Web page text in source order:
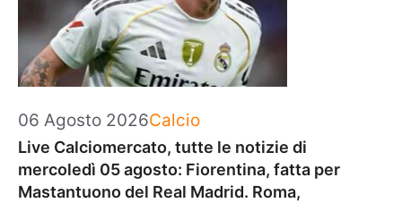
06 Agosto 2026Categorie
Calcio
Live Calciomercato, tutte le notizie di
mercoledì 05 agosto: Fiorentina, fatta per
Mastantuono del Real Madrid. Roma,